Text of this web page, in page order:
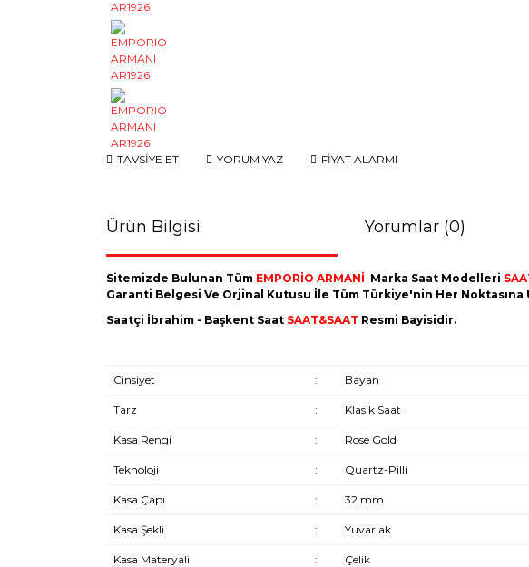
TAVSİYE ET YORUM YAZ FİYAT ALARMI
Ürün Bilgisi Yorumlar (0)
Sitemizde Bulunan Tüm EMPORİO ARMANİ Marka Saat Modelleri
Garanti Belgesi Ve Orjinal Kutusu İle Tüm Türkiye'nin Her
Saatçi İbrahim - Başkent Saat SAAT&SAAT Resmi Bayisidir.
Cinsiyet : Bayan
Tarz : Klasik Saat
Kasa Rengi : Rose Gold
Teknoloji : Quartz-Pilli
Kasa Çapı : 32 mm
Kasa Şekli : Yuvarlak
Kasa Materyali : Çelik